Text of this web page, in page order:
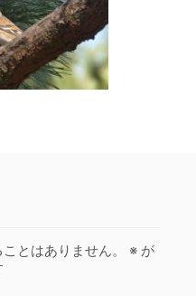
とはありません。 ※ が